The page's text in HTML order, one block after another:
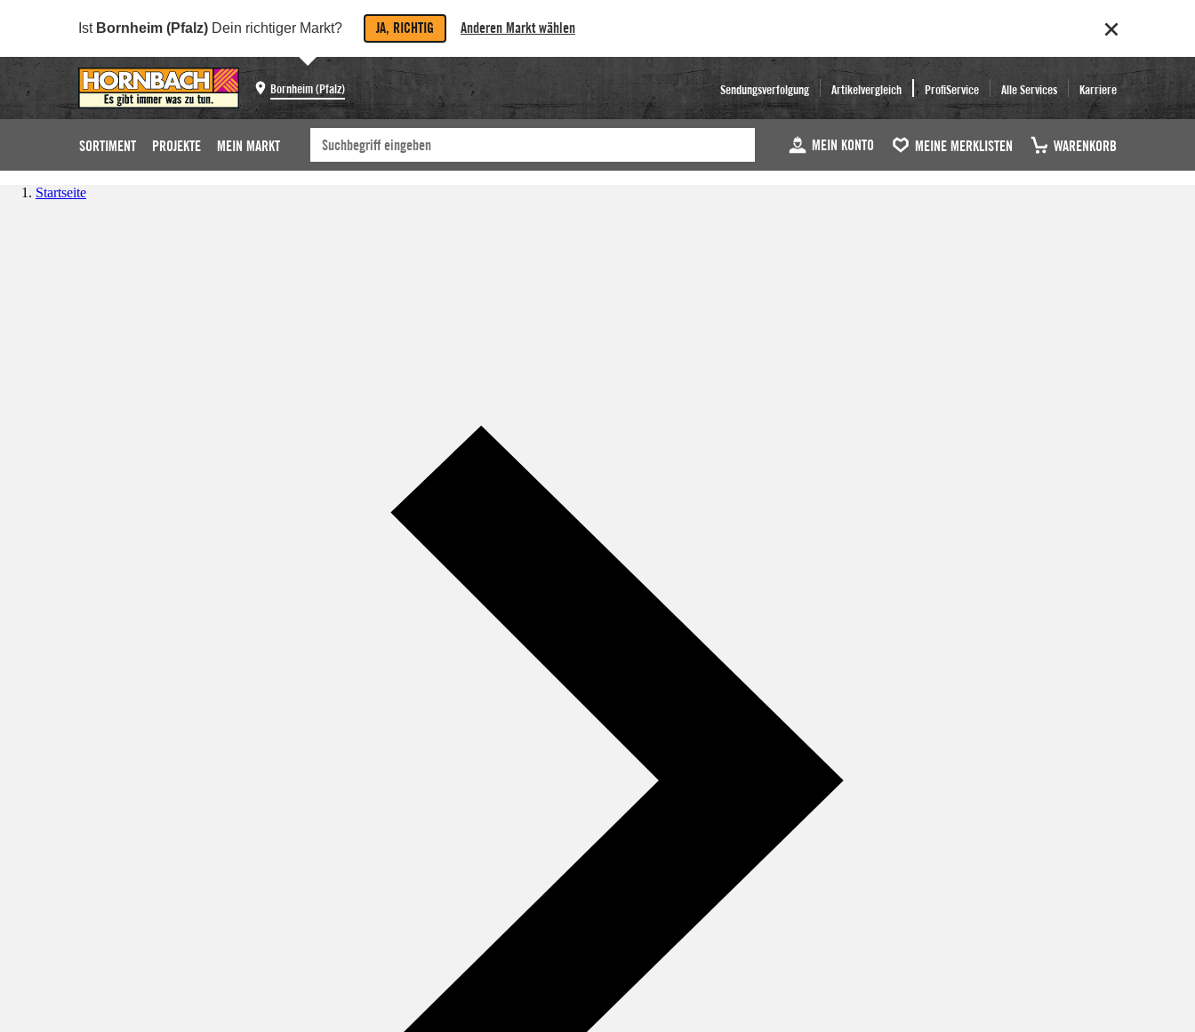
Ist Bornheim (Pfalz) Dein richtiger Markt? JA, RICHTIG Anderen Markt wählen
Bornheim (Pfalz) Sendungsverfolgung Artikelvergleich ProfiService Alle Services Karriere
SORTIMENT PROJEKTE MEIN MARKT MEIN KONTO MEINE MERKLISTEN WARENKORB
Startseite